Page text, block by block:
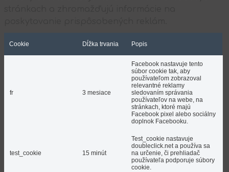
Cookie Dĺžka trvania Popis
fr 3 mesiace
Facebook nastavuje tento
súbor cookie tak, aby
používateľom zobrazoval
relevantné reklamy
sledovaním správania
používateľov na webe, na
stránkach, ktoré majú
Facebook pixel alebo sociálny
doplnok Facebooku.
test_cookie 15 minút
Test_cookie nastavuje
doubleclick.net a používa sa
na určenie, či prehliadač
používateľa podporuje súbory
cookie.